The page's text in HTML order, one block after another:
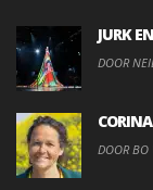
JURK
DOOR
DOOR BO